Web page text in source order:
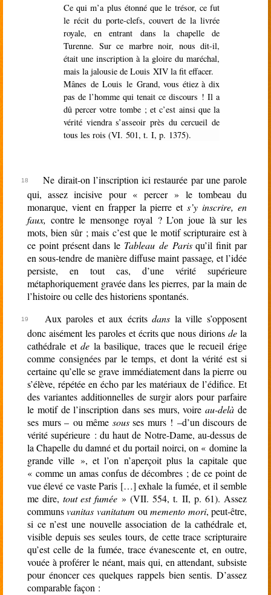
Ce qui m’a plus étonné que le trésor, ce fut
le récit du porte-clefs, couvert de la livrée
royale, en entrant dans la chapelle de
Turenne. Sur ce marbre noir, nous dit-il,
était une inscription à la gloire du maréchal,
mais la jalousie de Louis XIV la fit effacer.
Mânes de Louis le Grand, vous étiez à dix
pas de l’homme qui tenait ce discours ! Il a
dû percer votre tombe ; et c’est ainsi que la
vérité viendra s’asseoir près du cercueil de
tous les rois (VI. 501, t. I, p. 1375).
Ne dirait-on l’inscription ici restaurée par une parole
qui, assez incisive pour « percer » le tombeau du
monarque, vient en frapper la pierre ets’y inscrire, en
faux, contre le mensonge royal ? L’on joue là sur les
mots, bien sûr ; mais c’est que le motif scripturaire est à
ce point présent dans le Tableau de Parisqu’il finit par
en sous-tendre de manière diffuse maint passage, et l’idée
persiste, en tout cas, d’une vérité supérieure
métaphoriquement gravée dans les pierres, par la main de
l’histoire ou celle des historiens spontanés.
Aux paroles et aux écritsdans la ville s’opposent
donc aisément les paroles et écrits que nous dirionsde la
cathédrale etde la basilique, traces que le recueil érige
comme consignées par le temps, et dont la vérité est si
certaine qu’elle se grave immédiatement dans la pierre ou
s’élève, répétée en écho par les matériaux de l’édifice. Et
des variantes additionnelles de surgir alors pour parfaire
le motif de l’inscription dans ses murs, voireau-delàde
ses murs – ou même sousses murs ! –d’un discours de
vérité supérieure : du haut de Notre-Dame, au-dessus de
la Chapelle du damné et du portail noirci, on « domine la
grande ville », et l’on n’aperçoit plus la capitale que
« comme un amas confus de décombres ; de ce point de
vue élevé ce vaste Paris […] exhale la fumée, et il semble
me dire, tout est fumée » (VII. 554, t. II, p. 61). Assez
communsvanitas vanitatum oumemento mori, peut-être,
si ce n’est une nouvelle association de la cathédrale et,
visible depuis ses seules tours, de cette trace scripturaire
qu’est celle de la fumée, trace évanescente et, en outre,
vouée à proférer le néant, mais qui, en attendant, subsiste
pour énoncer ces quelques rappels bien sentis. D’assez
comparable façon :